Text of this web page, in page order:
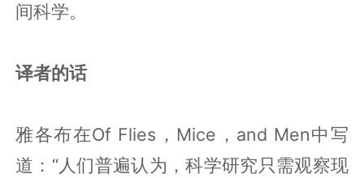
间科学。
译者的话
雅各布在Of Flies，Mice，and Men中写
道：“人们普遍认为，科学研究只需观察现